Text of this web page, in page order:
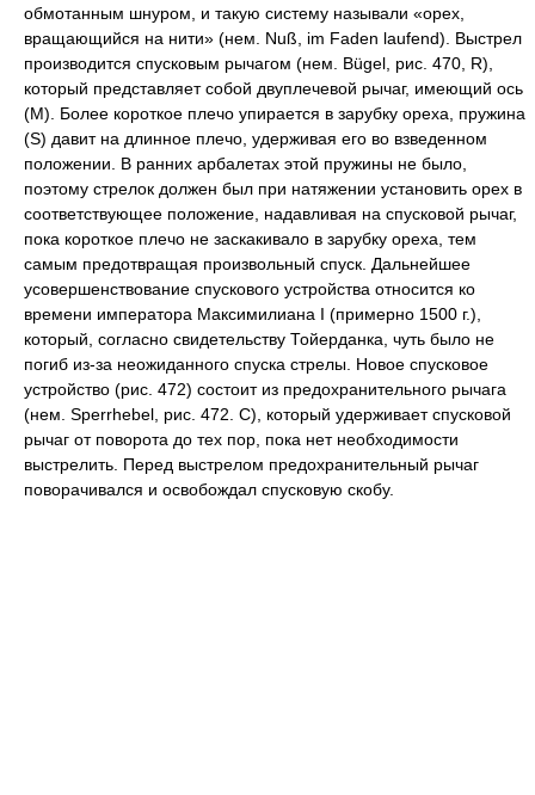
обмотанным шнуром, и такую систему называли «орех,
вращающийся на нити» (нем. Nuß, im Faden laufend). Выстрел
производится спусковым рычагом (нем. Bügel, рис. 470, R),
который представляет собой двуплечевой рычаг, имеющий ось
(М). Более короткое плечо упирается в зарубку ореха, пружина
(S) давит на длинное плечо, удерживая его во взведенном
положении. В ранних арбалетах этой пружины не было,
поэтому стрелок должен был при натяжении установить орех в
соответствующее положение, надавливая на спусковой рычаг,
пока короткое плечо не заскакивало в зарубку ореха, тем
самым предотвращая произвольный спуск. Дальнейшее
усовершенствование спускового устройства относится ко
времени императора Максимилиана I (примерно 1500 г.),
который, согласно свидетельству Тойерданка, чуть было не
погиб из-за неожиданного спуска стрелы. Новое спусковое
устройство (рис. 472) состоит из предохранительного рычага
(нем. Sperrhebel, рис. 472. С), который удерживает спусковой
рычаг от поворота до тех пор, пока нет необходимости
выстрелить. Перед выстрелом предохранительный рычаг
поворачивался и освобождал спусковую скобу.